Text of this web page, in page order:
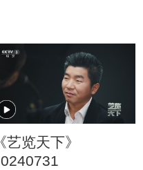
《艺览天下》